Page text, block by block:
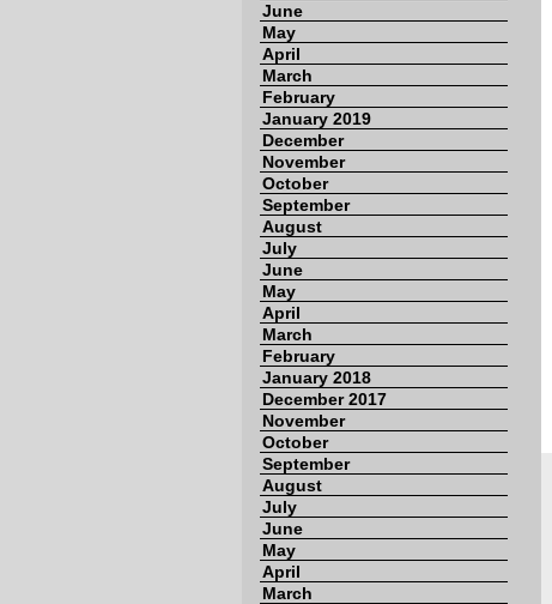
June
May
April
March
February
January 2019
December
November
October
September
August
July
June
May
April
March
February
January 2018
December 2017
November
October
September
August
July
June
May
April
March